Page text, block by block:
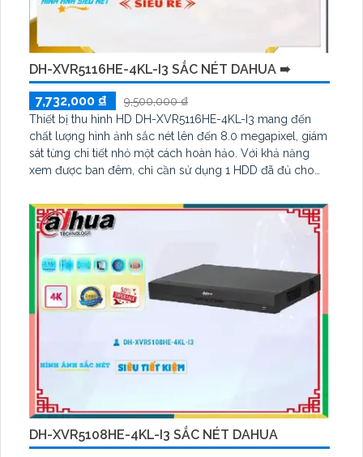
DH-XVR5116HE-4KL-I3 SẮC NÉT DAHUA ➠
7,732,000 ₫
9,500,000 ₫
Thiết bị thu hình HD DH-XVR5116HE-4KL-I3 mang đến
chất lượng hình ảnh sắc nét lên đến 8.0 megapixel, giám
sát từng chi tiết nhỏ một cách hoàn hảo. Với khả năng
xem được ban đêm, chỉ cần sử dụng 1 HDD đã đủ cho
bị công nghệ AHD, CVI, TVI, BCS với độ bền cao, hỗ trợ
thêm 16 camera IP, phù hợp cho các công trình lớn
DH-XVR5108HE-4KL-I3 SẮC NÉT DAHUA